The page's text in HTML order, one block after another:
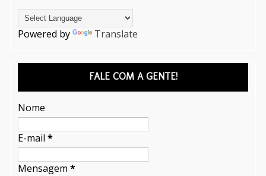
Powered by Translate
FALE COM A GENTE!
Nome
E-mail*
Mensagem*